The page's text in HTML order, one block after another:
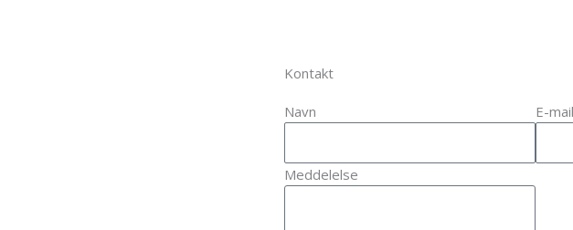
Kontakt
Navn E-mail
Meddelelse